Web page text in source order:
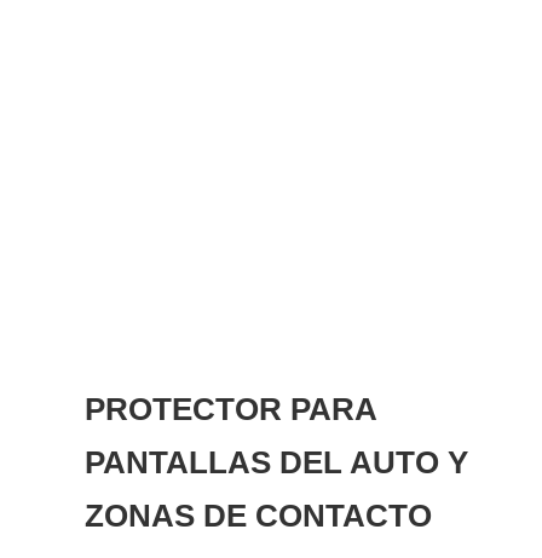
PROTECTOR PARA
PANTALLAS DEL AUTO Y
ZONAS DE CONTACTO